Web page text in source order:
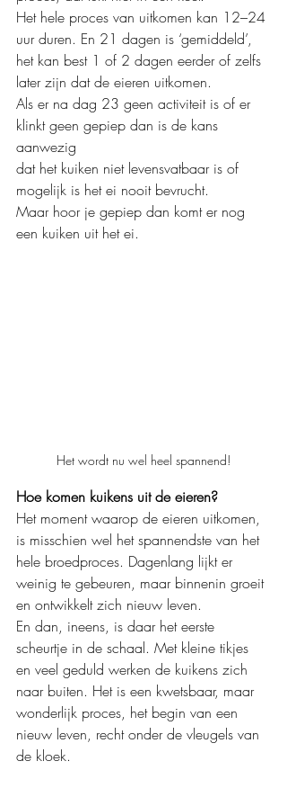
Het hele proces van uitkomen kan 12–24
uur duren. En 21 dagen is ‘gemiddeld’,
het kan best 1 of 2 dagen eerder of zelfs
later zijn dat de eieren uitkomen.
Als er na dag 23 geen activiteit is of er
klinkt geen gepiep dan is de kans
aanwezig
dat het kuiken niet levensvatbaar is of
mogelijk is het ei nooit bevrucht.
Maar hoor je gepiep dan komt er nog
een kuiken uit het ei.
Het wordt nu wel heel spannend!
Hoe komen kuikens uit de eieren?
Het moment waarop de eieren uitkomen,
is misschien wel het spannendste van het
hele broedproces. Dagenlang lijkt er
weinig te gebeuren, maar binnenin groeit
en ontwikkelt zich nieuw leven.
En dan, ineens, is daar het eerste
scheurtje in de schaal. Met kleine tikjes
en veel geduld werken de kuikens zich
naar buiten. Het is een kwetsbaar, maar
wonderlijk proces, het begin van een
nieuw leven, recht onder de vleugels van
de kloek.